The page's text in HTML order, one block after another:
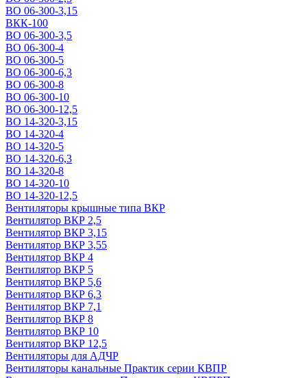
ВО 06-300-3,15
ВКК-100
ВО 06-300-3,5
ВО 06-300-4
ВО 06-300-5
ВО 06-300-6,3
ВО 06-300-8
ВО 06-300-10
ВО 06-300-12,5
ВО 14-320-3,15
ВО 14-320-4
ВО 14-320-5
ВО 14-320-6,3
ВО 14-320-8
ВО 14-320-10
ВО 14-320-12,5
Вентиляторы крышные типа ВКР
Вентилятор ВКР 2,5
Вентилятор ВКР 3,15
Вентилятор ВКР 3,55
Вентилятор ВКР 4
Вентилятор ВКР 5
Вентилятор ВКР 5,6
Вентилятор ВКР 6,3
Вентилятор ВКР 7,1
Вентилятор ВКР 8
Вентилятор ВКР 10
Вентилятор ВКР 12,5
Вентиляторы для АДЧР
Вентиляторы канальные Практик серии КВПР